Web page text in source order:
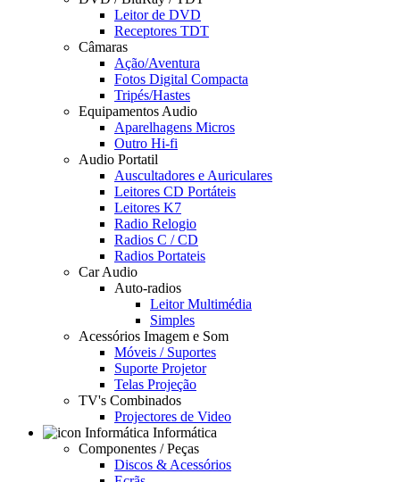
Leitor de DVD
Receptores TDT
Câmaras
Ação/Aventura
Fotos Digital Compacta
Tripés/Hastes
Equipamentos Audio
Aparelhagens Micros
Outro Hi-fi
Audio Portatil
Auscultadores e Auriculares
Leitores CD Portáteis
Leitores K7
Radio Relogio
Radios C / CD
Radios Portateis
Car Audio
Auto-radios
Leitor Multimédia
Simples
Acessórios Imagem e Som
Móveis / Suportes
Suporte Projetor
Telas Projeção
TV's Combinados
Projectores de Video
Informática
Componentes / Peças
Discos & Acessórios